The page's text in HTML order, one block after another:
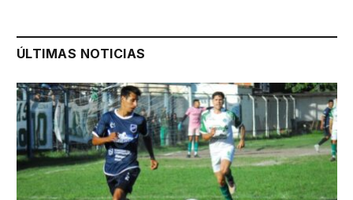
ÚLTIMAS NOTICIAS